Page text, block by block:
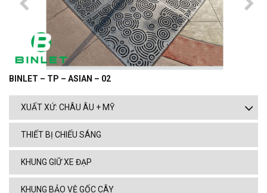
BINLET – TP – ASIAN – 02
XUẤT XỨ: CHÂU ÂU + MỸ
THIẾT BỊ CHIẾU SÁNG
KHUNG GIỮ XE ĐẠP
KHUNG BẢO VỆ GỐC CÂY